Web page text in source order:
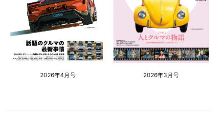
2026年4月号 2026年3月号